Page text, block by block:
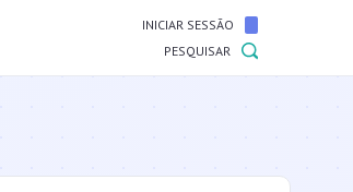
INICIAR SESSÃO
PESQUISAR